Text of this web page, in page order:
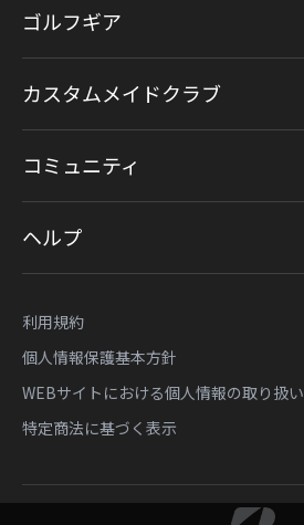
ゴルフギア
カスタムメイドクラブ
コミュニティ
ヘルプ
利用規約
個人情報保護基本方針
WEBサイトにおける個人情報の取り扱い
特定商法に基づく表示